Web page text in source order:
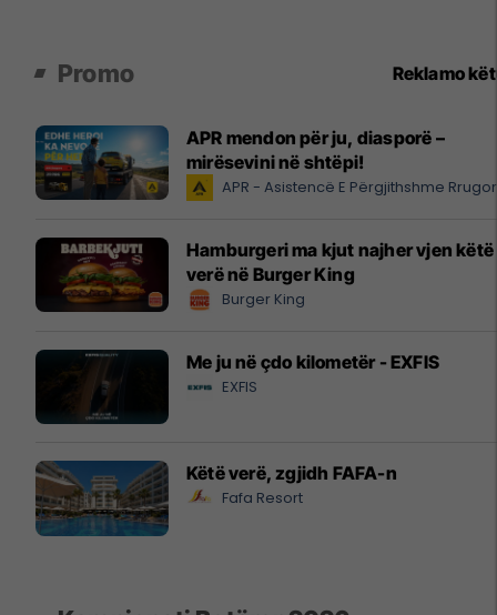
Promo Reklamo
APR mendon për ju, diasporë –
mirësevini në shtëpi!
APR - Asistencë E Përgjithshme
Hamburgeri ma kjut najher vjen këtë
verë në Burger King
Burger King
Me ju në çdo kilometër - EXFIS
EXFIS
Këtë verë, zgjidh FAFA-n
Fafa Resort